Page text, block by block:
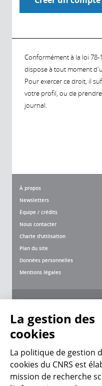
Conformément à la loi 78-
dispose à tout moment
Pour exercer ce droit, il
votre profil, ou de
journal.
À propos
Newsletters
Équipe / crédits
Nous contacter
Charte d'utilisation
Plan du site
Données personnelles
Mentions légales
La gestion des
cookies
La politique de gestion
cookies du CNRS est
mission de recherche